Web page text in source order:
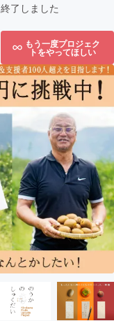
終了しました
もう一度プロジェク
トをやってほしい